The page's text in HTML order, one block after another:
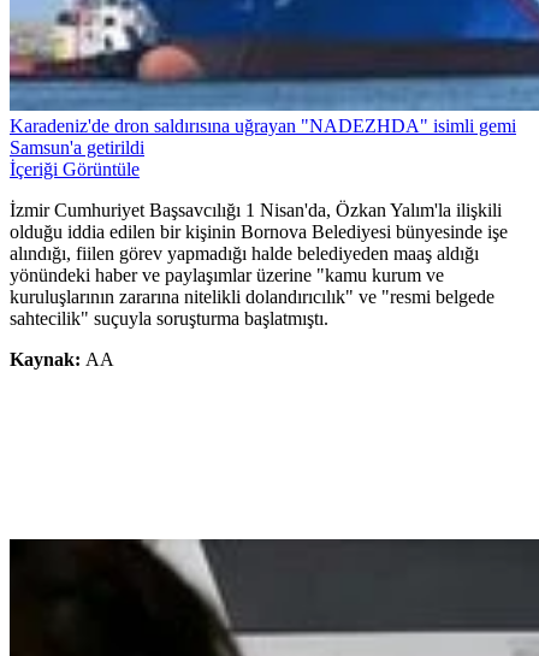
Karadeniz'de dron saldırısına uğrayan "NADEZHDA" isimli gemi
Samsun'a getirildi
İçeriği Görüntüle
İzmir Cumhuriyet Başsavcılığı 1 Nisan'da, Özkan Yalım'la ilişkili
olduğu iddia edilen bir kişinin Bornova Belediyesi bünyesinde işe
alındığı, fiilen görev yapmadığı halde belediyeden maaş aldığı
yönündeki haber ve paylaşımlar üzerine "kamu kurum ve
kuruluşlarının zararına nitelikli dolandırıcılık" ve "resmi belgede
sahtecilik" suçuyla soruşturma başlatmıştı.
Kaynak: AA